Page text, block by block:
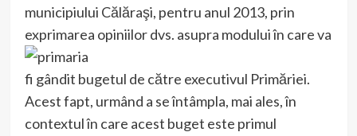
municipiului Călăraşi, pentru anul 2013, prin
exprimarea opiniilor dvs. asupra modului în care va
fi gândit bugetul de către executivul Primăriei.
Acest fapt, urmând a se întâmpla, mai ales, în
contextul în care acest buget este primul